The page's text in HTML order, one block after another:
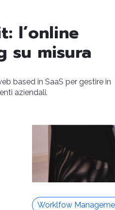
l’online
su misura
based in SaaS per gestire in
aziendali.
Worklfow